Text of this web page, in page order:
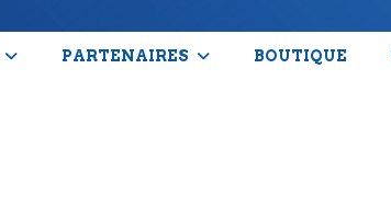
PARTENAIRES BOUTIQUE